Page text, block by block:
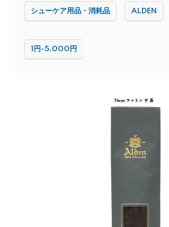
シューケア用品・消耗品 ALDEN
1円-5,000円